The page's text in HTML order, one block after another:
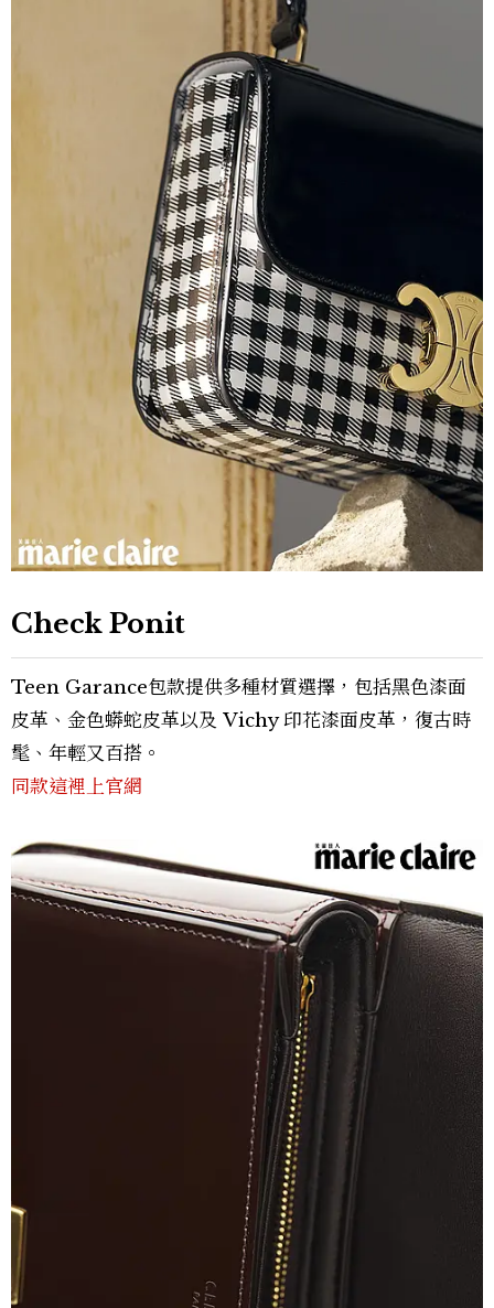
Check Ponit
Teen Garance包款提供多種材質選擇，包括黑色漆面
皮革、金色蟒蛇皮革以及 Vichy 印花漆面皮革，復古時
髦、年輕又百搭。
同款這裡上官網